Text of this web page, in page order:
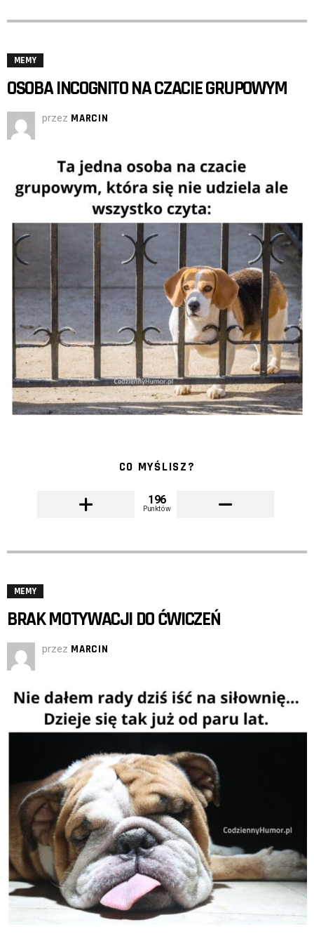
MEMY
OSOBA INCOGNITO NA CZACIE GRUPOWYM
przez MARCIN
CO MYŚLISZ?
196
Punktów
MEMY
BRAK MOTYWACJI DO ĆWICZEŃ
przez MARCIN